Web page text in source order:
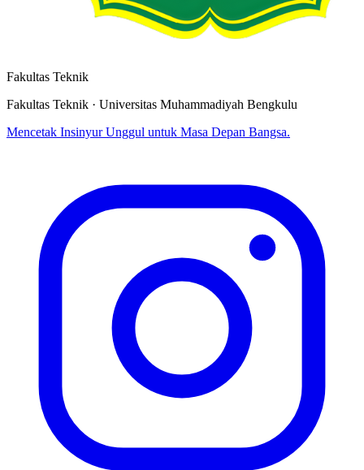
Fakultas Teknik
Fakultas Teknik · Universitas Muhammadiyah Bengkulu
Mencetak Insinyur Unggul untuk Masa Depan Bangsa.